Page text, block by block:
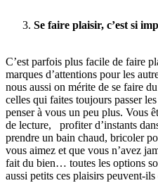
Se faire plaisir, c’est si
C’est parfois plus facile de faire
marques d’attentions pour les
nous aussi on mérite de se faire
celles qui faites toujours passer
penser à vous un peu plus. Vous
de lecture, profiter d’instants
prendre un bain chaud, bricoler
vous aimez et que vous n’avez
fait du bien… toutes les options
aussi petits ces plaisirs peuvent-ils